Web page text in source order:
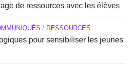
de ressources avec les élèves
/ RESSOURCES
pour sensibiliser les jeunes